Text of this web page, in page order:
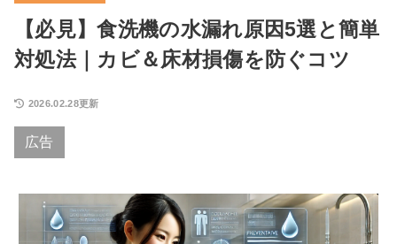
【必見】食洗機の水漏れ原因5選と簡単
対処法｜カビ＆床材損傷を防ぐコツ
2026.02.28更新
広告